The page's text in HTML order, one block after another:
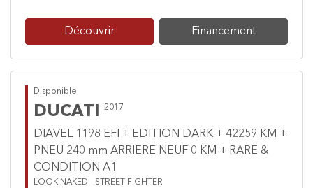
Découvrir Financement
Disponible
DUCATI 2017
DIAVEL 1198 EFI + EDITION DARK + 42259 KM +
PNEU 240 mm ARRIERE NEUF 0 KM + RARE &
CONDITION A1
LOOK NAKED - STREET FIGHTER